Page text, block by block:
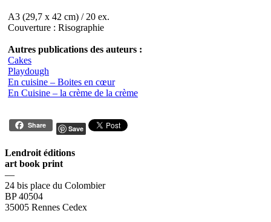
A3 (29,7 x 42 cm) / 20 ex.
Couverture : Risographie
Autres publications des auteurs :
Cakes
Playdough
En cuisine – Boites en cœur
En Cuisine – la crème de la crème
Share Save
Lendroit éditions
art book print
—
24 bis place du Colombier
BP 40504
35005 Rennes Cedex